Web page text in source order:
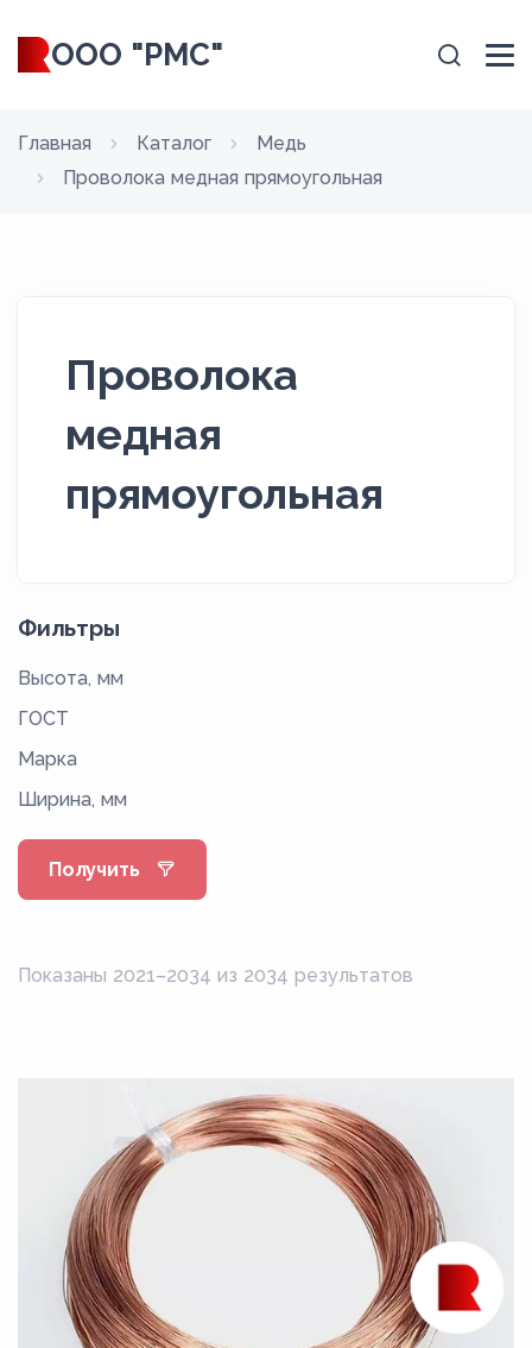
ООО "РМС"
Главная Каталог
Медь
Проволока медная прямоугольная
Проволока
медная
прямоугольная
Фильтры
Высота, мм
ГОСТ
Марка
Ширина, мм
Получить
Показаны 2021–2034 из 2034 результатов